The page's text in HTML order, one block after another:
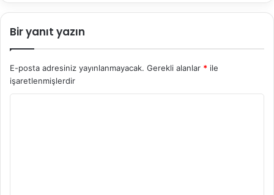
Bir yanıt yazın
E-posta adresiniz yayınlanmayacak. Gerekli alanlar * ile
işaretlenmişlerdir